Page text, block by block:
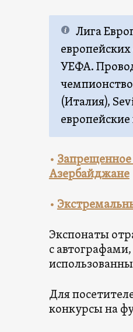
Лига
УЕФА.
(Италия),
•
Азербайджане
•
Экспонаты
с
Для
конкурсы на